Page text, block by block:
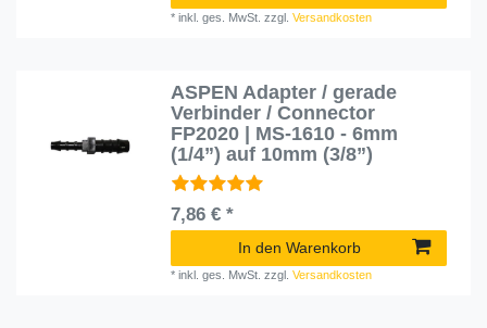
*inkl. ges. MwSt. zzgl.Versandkosten
ASPEN Adapter / gerade
Verbinder / Connector
FP2020 | MS-1610 - 6mm
(1/4”) auf 10mm (3/8”)
7,86 € *
In den Warenkorb
*inkl. ges. MwSt. zzgl.Versandkosten